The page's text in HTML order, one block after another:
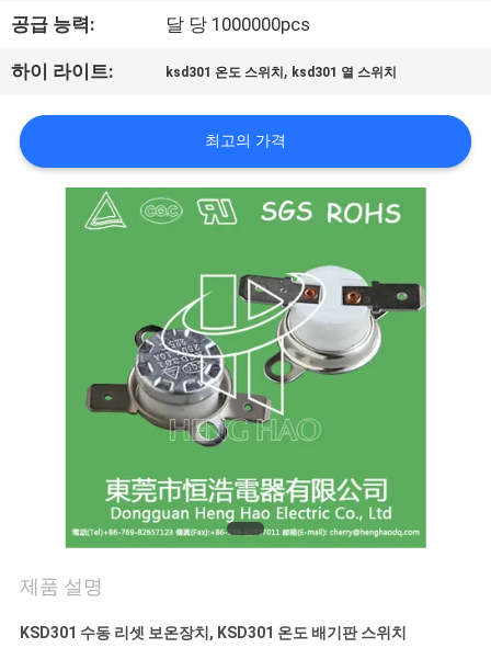
장
투
어
뉴
공급 능력: 달 당 1000000pcs
하이 라이트: ksd301 온도 스위치 , ksd301 열 스위치
최고의 가격
제품 설명
KSD301 수동 리셋 보온장치, KSD301 온도 배기판 스위치